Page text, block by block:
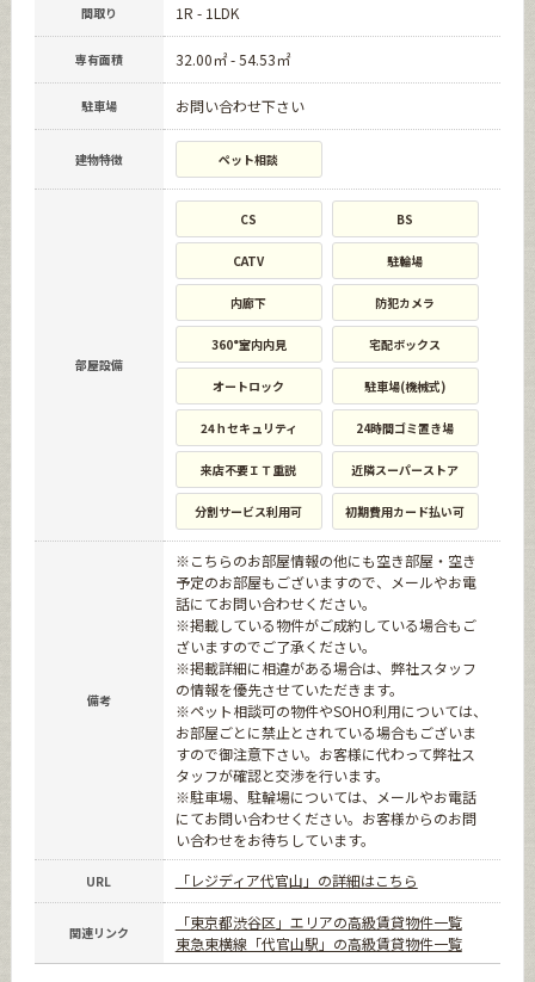
間取り 1R - 1LDK
専有面積 32.00㎡ - 54.53㎡
駐車場 お問い合わせ下さい
建物特徴 ペット相談
部屋設備
CS BS
CATV 駐輪場
内廊下 防犯カメラ
360°室内内見 宅配ボックス
オートロック 駐車場(機械式)
24ｈセキュリティ 24時間ゴミ置き場
来店不要ＩＴ重説 近隣スーパーストア
分割サービス利用可 初期費用カード払い可
備考
※こちらのお部屋情報の他にも空き部屋・空き
予定のお部屋もございますので、メールやお電
話にてお問い合わせください。
※掲載している物件がご成約している場合もご
ざいますのでご了承ください。
※掲載詳細に相違がある場合は、弊社スタッフ
の情報を優先させていただきます。
※ペット相談可の物件やSOHO利用については、
お部屋ごとに禁止とされている場合もございま
すので御注意下さい。お客様に代わって弊社ス
タッフが確認と交渉を行います。
※駐車場、駐輪場については、メールやお電話
にてお問い合わせください。お客様からのお問
い合わせをお待ちしています。
URL 「レジディア代官山」の詳細はこちら
関連リンク
「東京都渋谷区」エリアの高級賃貸物件一覧
東急東横線「代官山駅」の高級賃貸物件一覧